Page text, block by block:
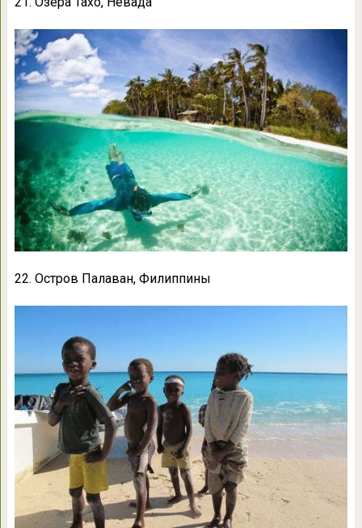
22. Остров Палаван, Филиппины